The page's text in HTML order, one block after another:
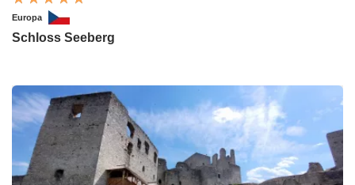
Europa
Schloss Seeberg